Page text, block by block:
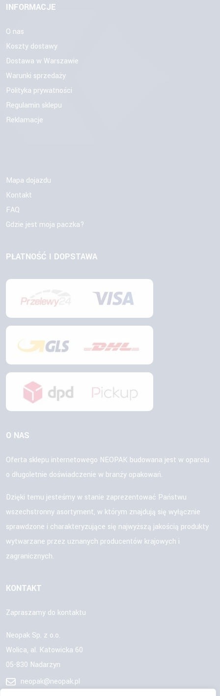
INFORMACJE
O nas
Koszty dostawy
Dostawa w Warszawie
Warunki sprzedaży
Polityka prywatności
Regulamin sklepu
Reklamacje
Mapa dojazdu
Kontakt
FAQ
Gdzie jest moja paczka?
PŁATNOŚĆ I DOPSTAWA
O NAS
Oferta sklepu internetowego NEOPAK budowana jest w oparciu
o długoletnie doświadczenie w branży opakowań.
Dzięki temu jesteśmy w stanie zaprezentować Państwu
wszechstronny asortyment, w którym znajdują się wyłącznie
sprawdzone i charakteryzujące się najwyższą jakością produkty
wytwarzane przez uznanych producentów krajowych i
zagranicznych.
KONTAKT
Zapraszamy do kontaktu
Neopak Sp. z o.o.
Wolica, al. Katowicka 60
05-830 Nadarzyn
neopak@neopak.pl